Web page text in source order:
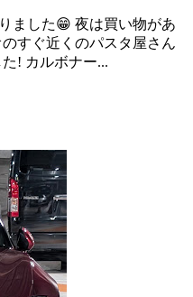
ました😁 夜は買い物があ
すぐ近くのパスタ屋さん
! カルボナー...